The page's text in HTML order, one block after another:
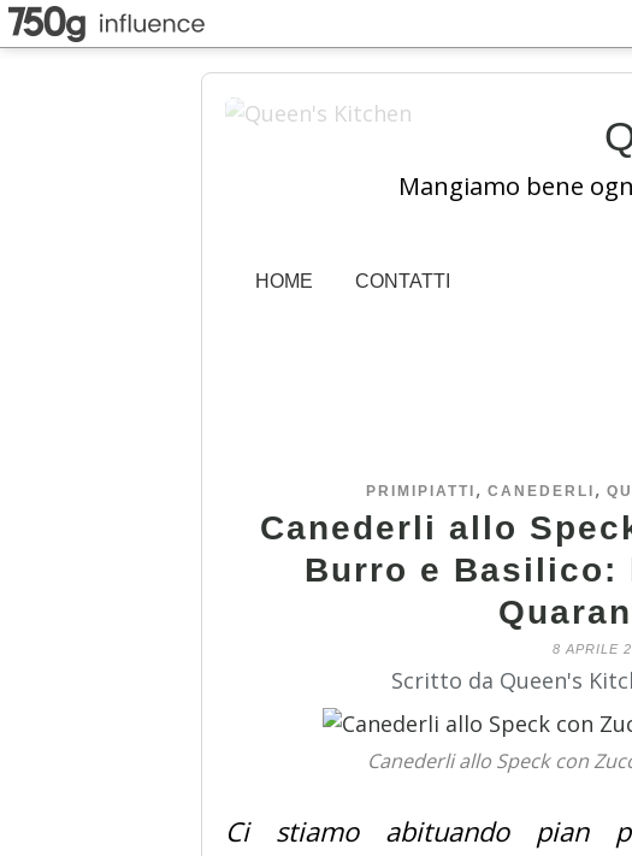
Mangiamo bene
HOME CONTATTI
PRIMIPIATTI , CANEDERLI ,
Canederli allo
Burro e Basilico:
8 APRILE
Scritto da Queen's
Canederli allo Speck con
Ci stiamo abituando pian